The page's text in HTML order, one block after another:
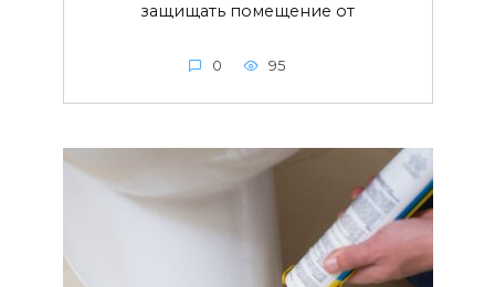
защищать помещение от
0 95